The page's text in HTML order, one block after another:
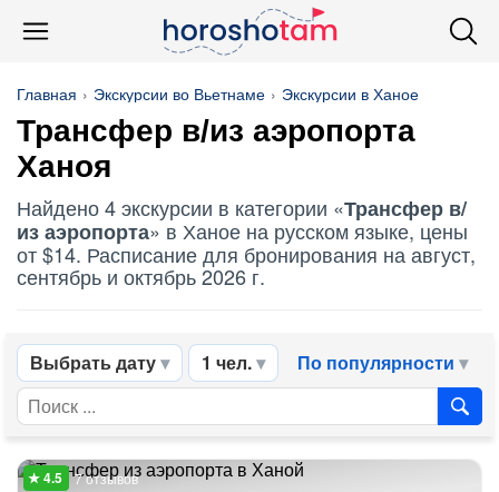
Главная Экскурсии во Вьетнаме Экскурсии в Ханое
Трансфер в/из аэропорта
Ханоя
Найдено 4 экскурсии в категории «Трансфер в/
из аэропорта» в Ханое на русском языке, цены
от $14. Расписание для бронирования на август,
сентябрь и октябрь 2026 г.
Выбрать дату 1 чел. По популярности
7 отзывов